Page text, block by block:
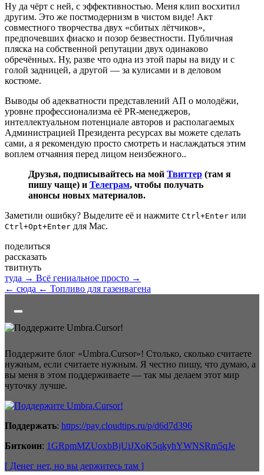
Ну да чёрт с ней, с эффективностью. Меня клип восхитил
другим. Это же постмодернизм в чистом виде! Акт
совместного творчества двух «сбитых лётчиков»,
предпочевших фиаско и позор безвестности. Публичная
пляска на собственной репутации двух одинаково
обречённых. Ну, разве что одна из этой пары на виду и с
голой задницей, а другой — за кулисами и в деловом
костюме.
Выводы об адекватности представлений АП о молодёжи,
уровне профессионализма её PR-менеджеров,
интеллектуальном потенциале авторов и располагаемых
Администрацией Президента ресурсах вы можете сделать
сами, а я рекомендую просто смотреть и наслаждаться этим
воплем отчаяния перед лицом неизбежного..
Друзья, подписывайтесь на мой Твиттер (там я
пишу чаще) и Телеграм, чтобы получать
анонсы новых материалов.
Заметили ошибку? Выделите её и нажмите Ctrl+Enter или
Ctrl+Opt+Enter для Mac.
поделиться
рассказать
твитнуть
туда → Всё гениальное просто →
← сюда ← Топливо для газенвагена
Поддержите блог «Umbra.Cursor»! Столько, сколько считаете
нужным, если считаете нужным. Я честно пишу, что думаю, а
вы меня в этом поддерживаете — так мы делаем этот мир
чуточку лучше.
Поддержать: https://pay.cloudtips.ru/p/d6d7d396
Биткоин: 1GRpmMZUoxbBjUiJXoK5qkyhYWNSRm5qJe
[ Денег нет, но вы держитесь там ]